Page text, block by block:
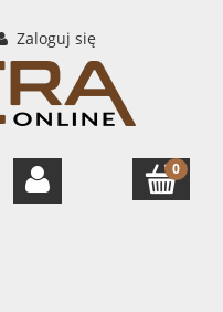
Zaloguj się